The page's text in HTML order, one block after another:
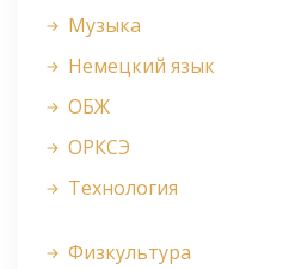
Музыка
Немецкий язык
ОБЖ
ОРКСЭ
Технология
Физкультура